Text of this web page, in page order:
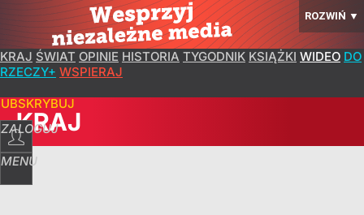
ROZWIŃ ▼
KRAJ ŚWIAT OPINIE HISTORIA TYGODNIK KSIĄŻKI WIDEO DO
RZECZY+ WSPIERAJ
ZALOGUJ
MENU
KRAJ